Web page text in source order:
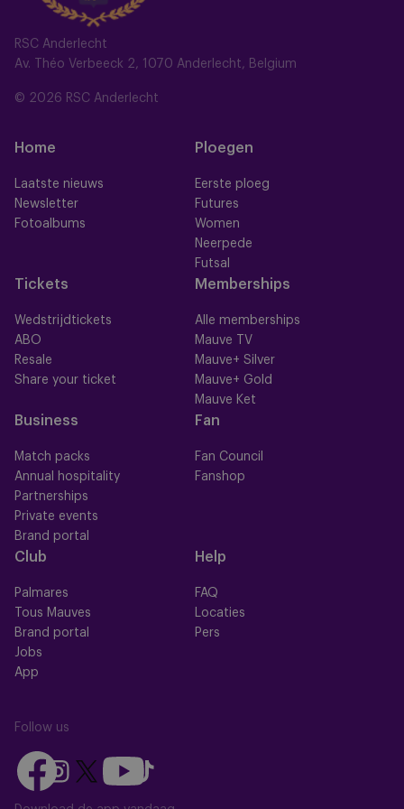
RSC Anderlecht
Av. Théo Verbeeck 2, 1070 Anderlecht, Belgium
© 2026 RSC Anderlecht
Home
Laatste nieuws
Newsletter
Fotoalbums
Ploegen
Eerste ploeg
Futures
Women
Neerpede
Futsal
Tickets
Wedstrijdtickets
ABO
Resale
Share your ticket
Memberships
Alle memberships
Mauve TV
Mauve+ Silver
Mauve+ Gold
Mauve Ket
Business
Match packs
Annual hospitality
Partnerships
Private events
Brand portal
Fan
Fan Council
Fanshop
Club
Palmares
Tous Mauves
Brand portal
Jobs
App
Help
FAQ
Locaties
Pers
Follow us
Follow
us
on
Follow
us
Follow
Follow
us
on
Follow
us